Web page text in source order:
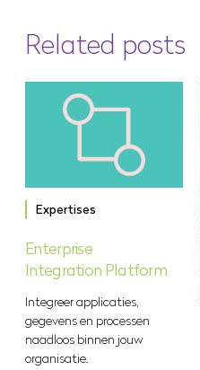
Related posts
Expertises
Enterprise
Integration Platform
Integreer applicaties,
gegevens en processen
naadloos binnen jouw
organisatie.